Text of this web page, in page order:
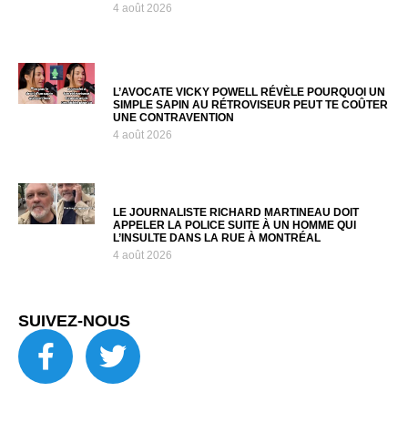
4 août 2026
L’AVOCATE VICKY POWELL RÉVÈLE POURQUOI UN
SIMPLE SAPIN AU RÉTROVISEUR PEUT TE COÛTER
UNE CONTRAVENTION
4 août 2026
LE JOURNALISTE RICHARD MARTINEAU DOIT
APPELER LA POLICE SUITE À UN HOMME QUI
L’INSULTE DANS LA RUE À MONTRÉAL
4 août 2026
SUIVEZ-NOUS